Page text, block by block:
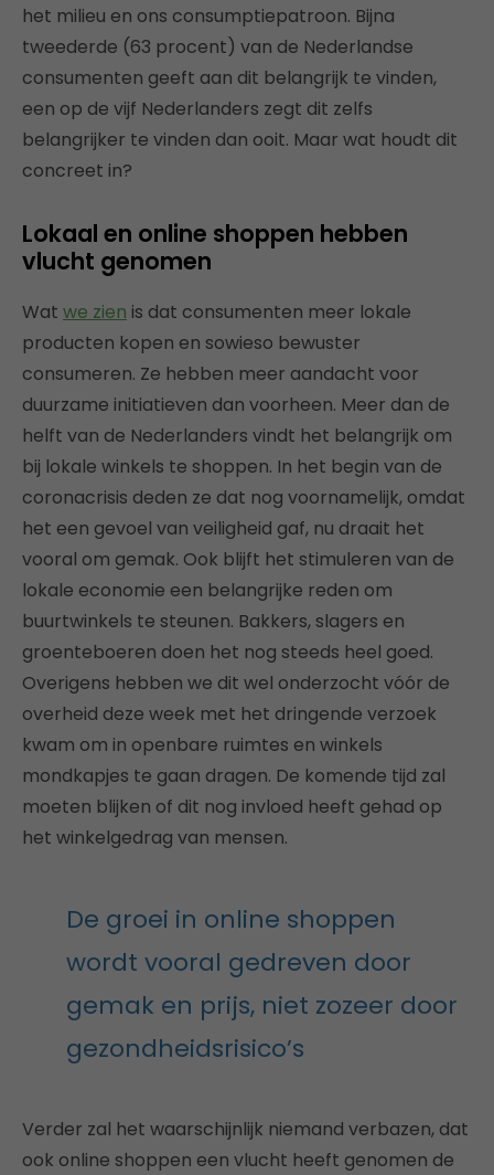
het milieu en ons consumptiepatroon. Bijna
tweederde (63 procent) van de Nederlandse
consumenten geeft aan dit belangrijk te vinden,
een op de vijf Nederlanders zegt dit zelfs
belangrijker te vinden dan ooit. Maar wat houdt dit
concreet in?
Lokaal en online shoppen hebben
vlucht genomen
Wat we zien is dat consumenten meer lokale
producten kopen en sowieso bewuster
consumeren. Ze hebben meer aandacht voor
duurzame initiatieven dan voorheen. Meer dan de
helft van de Nederlanders vindt het belangrijk om
bij lokale winkels te shoppen. In het begin van de
coronacrisis deden ze dat nog voornamelijk, omdat
het een gevoel van veiligheid gaf, nu draait het
vooral om gemak. Ook blijft het stimuleren van de
lokale economie een belangrijke reden om
buurtwinkels te steunen. Bakkers, slagers en
groenteboeren doen het nog steeds heel goed.
Overigens hebben we dit wel onderzocht vóór de
overheid deze week met het dringende verzoek
kwam om in openbare ruimtes en winkels
mondkapjes te gaan dragen. De komende tijd zal
moeten blijken of dit nog invloed heeft gehad op
het winkelgedrag van mensen.
De groei in online shoppen
wordt vooral gedreven door
gemak en prijs, niet zozeer door
gezondheidsrisico’s
Verder zal het waarschijnlijk niemand verbazen, dat
ook online shoppen een vlucht heeft genomen de